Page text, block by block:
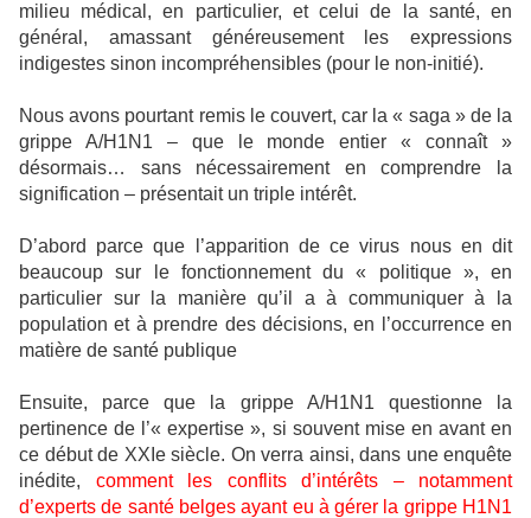
milieu médical, en particulier, et celui de la santé, en
général, amassant généreusement les expressions
indigestes sinon incompréhensibles (pour le non-initié).
Nous avons pourtant remis le couvert, car la « saga » de la
grippe A/H1N1 – que le monde entier « connaît »
désormais… sans nécessairement en comprendre la
signification – présentait un triple intérêt.
D’abord parce que l’apparition de ce virus nous en dit
beaucoup sur le fonctionnement du « politique », en
particulier sur la manière qu’il a à communiquer à la
population et à prendre des décisions, en l’occurrence en
matière de santé publique
Ensuite, parce que la grippe A/H1N1 questionne la
pertinence de l’« expertise », si souvent mise en avant en
ce début de XXIe siècle. On verra ainsi, dans une enquête
inédite, comment les conflits d’intérêts – notamment
d’experts de santé belges ayant eu à gérer la grippe H1N1